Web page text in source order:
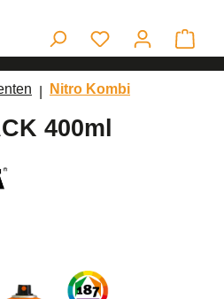
Nitro Kombi
400ml